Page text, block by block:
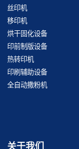
丝印机
移印机
烘干固化设备
印前制版设备
热转印机
印刷辅助设备
全自动撒粉机
关于我们